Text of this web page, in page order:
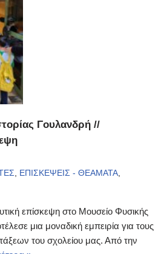
Γουλανδρή //
, ΕΠΙΣΚΕΨΕΙΣ - ΘΕΑΜΑΤΑ,
επίσκεψη στο Μουσείο Φυσικής
μια μοναδική εμπειρία για τους
τάξεων του σχολείου μας. Από την